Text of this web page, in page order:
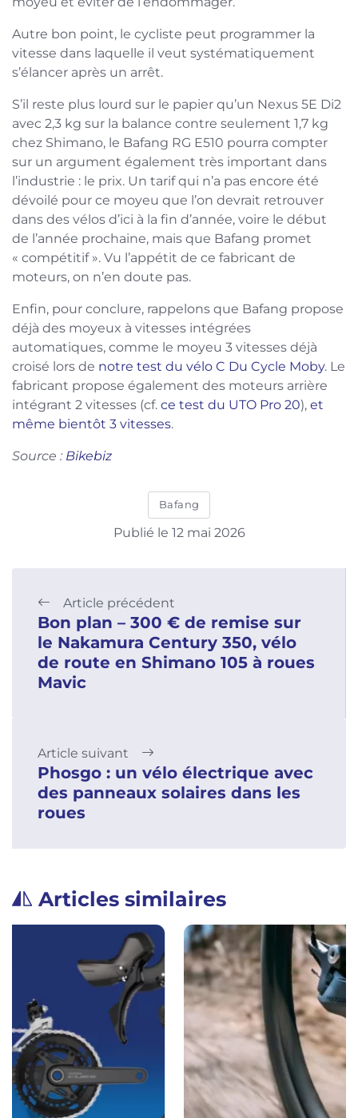
Autre bon point, le cycliste peut programmer la
vitesse dans laquelle il veut systématiquement
s’élancer après un arrêt.
S’il reste plus lourd sur le papier qu’un Nexus 5E Di2
avec 2,3 kg sur la balance contre seulement 1,7 kg
chez Shimano, le Bafang RG E510 pourra compter
sur un argument également très important dans
l’industrie : le prix. Un tarif qui n’a pas encore été
dévoilé pour ce moyeu que l’on devrait retrouver
dans des vélos d’ici à la fin d’année, voire le début
de l’année prochaine, mais que Bafang promet
« compétitif ». Vu l’appétit de ce fabricant de
moteurs, on n’en doute pas.
Enfin, pour conclure, rappelons que Bafang propose
déjà des moyeux à vitesses intégrées
automatiques, comme le moyeu 3 vitesses déjà
croisé lors de notre test du vélo C Du Cycle Moby. Le
fabricant propose également des moteurs arrière
intégrant 2 vitesses (cf. ce test du UTO Pro 20), et
même bientôt 3 vitesses.
Source : Bikebiz
Bafang
Publié le 12 mai 2026
Article précédent
Bon plan – 300 € de remise sur
le Nakamura Century 350, vélo
de route en Shimano 105 à roues
Mavic
Article suivant
Phosgo : un vélo électrique avec
des panneaux solaires dans les
roues
Articles similaires